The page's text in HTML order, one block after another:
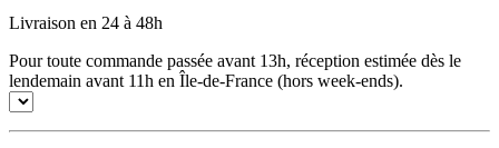
Livraison en 24 à 48h
Pour toute commande passée avant 13h, réception estimée dès le
lendemain avant 11h en Île-de-France (hors week-ends).